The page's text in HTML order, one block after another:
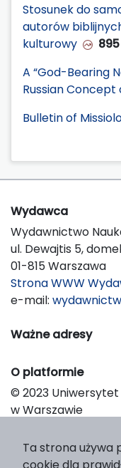
Stosunek do
autorów
kulturowy
895
A “God-Bearing
Russian
Bulletin of
Wydawca
Wydawnictwo
ul. Dewajtis 5,
01-815 Warszawa
Strona WWW
e-mail:
Ważne adresy
O platformie
© 2023 Uniwersytet
w Warszawie
Platform &
Ta strona używa